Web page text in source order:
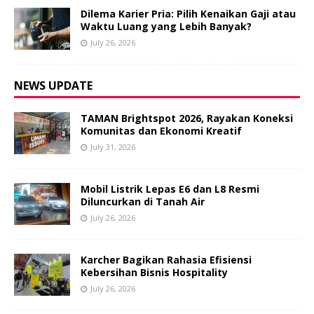
Dilema Karier Pria: Pilih Kenaikan Gaji atau
Waktu Luang yang Lebih Banyak?
July 26, 2026
NEWS UPDATE
TAMAN Brightspot 2026, Rayakan Koneksi
Komunitas dan Ekonomi Kreatif
July 31, 2026
Mobil Listrik Lepas E6 dan L8 Resmi
Diluncurkan di Tanah Air
July 26, 2026
Karcher Bagikan Rahasia Efisiensi
Kebersihan Bisnis Hospitality
July 26, 2026